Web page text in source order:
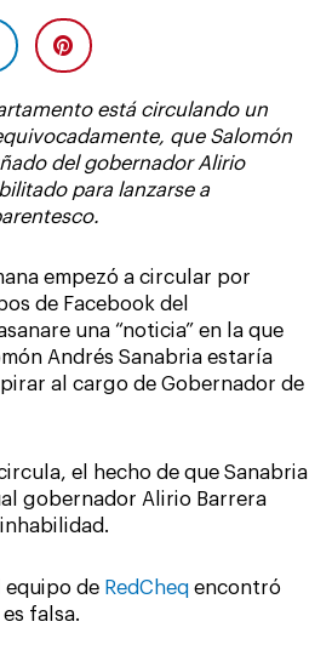
está circulando un
que Salomón
del gobernador Alirio
para lanzarse a
empezó a circular por
de Facebook del
una “noticia” en la que
Andrés Sanabria estaría
al cargo de Gobernador de
el hecho de que Sanabria
gobernador Alirio Barrera
equipo de RedCheq encontró
falsa.